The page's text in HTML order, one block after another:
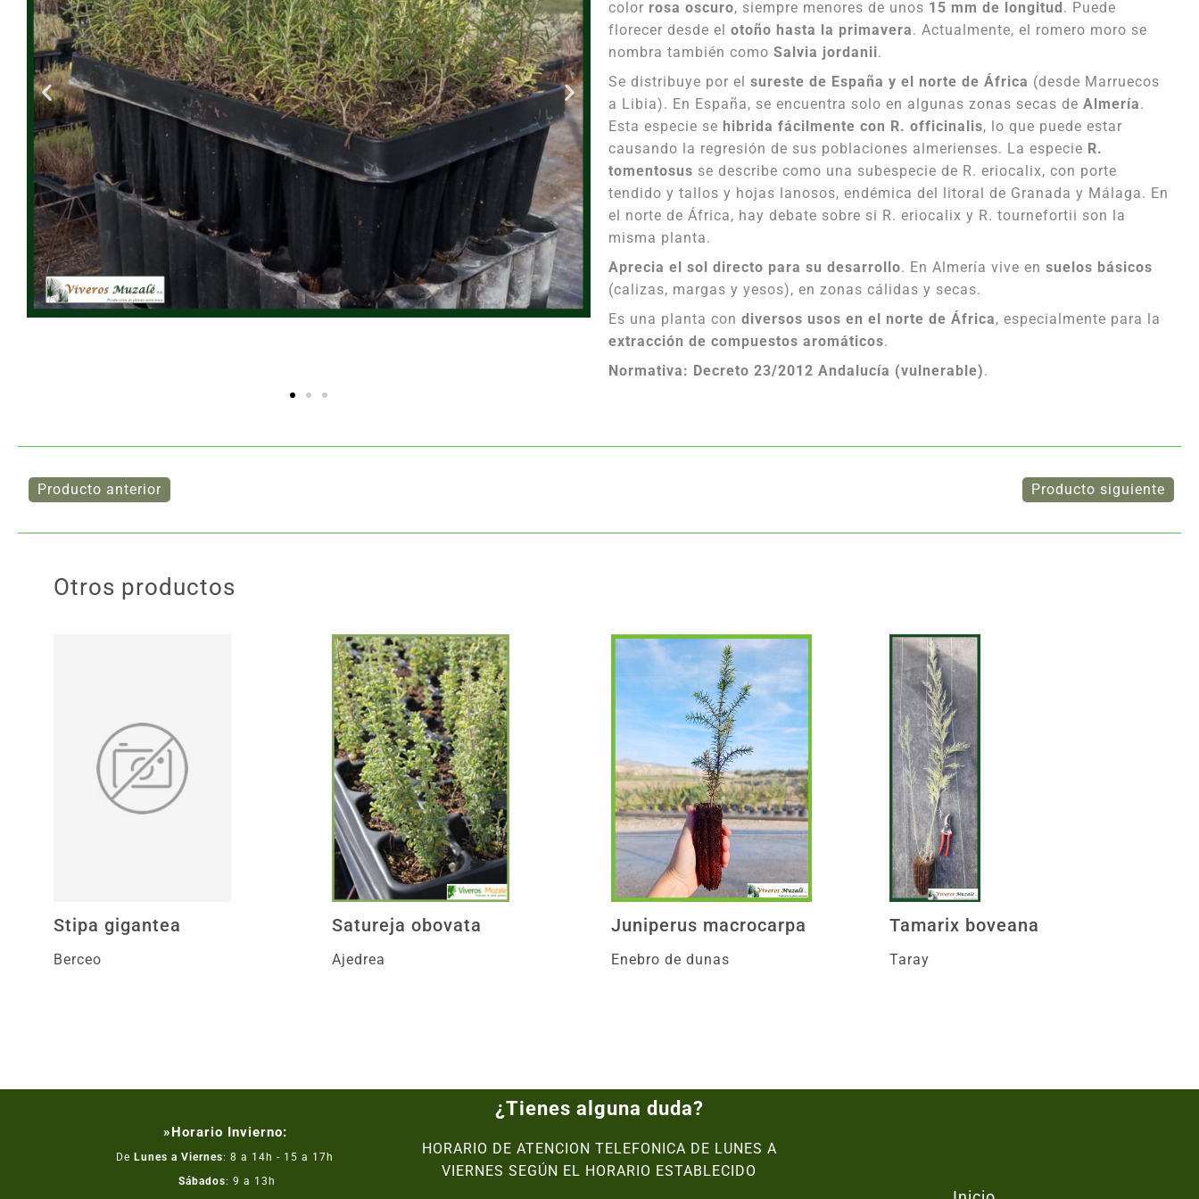
color rosa oscuro, siempre menores de unos 15 mm de longitud. Puede
florecer desde el otoño hasta la primavera. Actualmente, el romero moro se
nombra también como Salvia jordanii.
Se distribuye por el sureste de España y el norte de África (desde Marruecos
a Libia). En España, se encuentra solo en algunas zonas secas de Almería.
Esta especie se hibrida fácilmente con R. officinalis, lo que puede estar
causando la regresión de sus poblaciones almerienses. La especie R.
tomentosus se describe como una subespecie de R. eriocalix, con porte
tendido y tallos y hojas lanosos, endémica del litoral de Granada y Málaga. En
el norte de África, hay debate sobre si R. eriocalix y R. tournefortii son la
misma planta.
Aprecia el sol directo para su desarrollo. En Almería vive en suelos básicos
(calizas, margas y yesos), en zonas cálidas y secas.
Es una planta con diversos usos en el norte de África, especialmente para la
extracción de compuestos aromáticos.
Normativa: Decreto 23/2012 Andalucía (vulnerable).
Otros productos
Stipa gigantea
Berceo
Satureja obovata
Ajedrea
Juniperus macrocarpa
Enebro de dunas
Tamarix boveana
Taray
»Horario Invierno:
De Lunes a Viernes: 8 a 14h - 15 a 17h
Sábados: 9 a 13h
¿Tienes alguna duda?
HORARIO DE ATENCION TELEFONICA DE LUNES A
VIERNES SEGÚN EL HORARIO ESTABLECIDO